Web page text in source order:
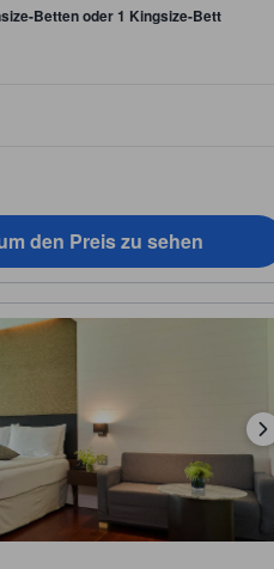
Betten oder 1 Kingsize-Bett
den Preis zu sehen